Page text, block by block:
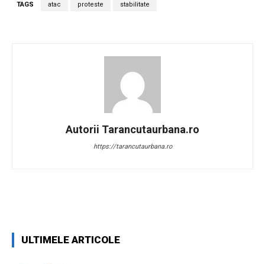
TAGS atac proteste stabilitate
Autorii Tarancutaurbana.ro
https://tarancutaurbana.ro
ULTIMELE ARTICOLE